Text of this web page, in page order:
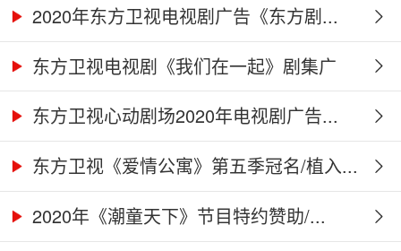
格...2020年东方卫视电视剧广告《东方剧...
东方卫视电视剧《我们在一起》剧集广
告...东方卫视心动剧场2020年电视剧广告...
东方卫视《爱情公寓》第五季冠名/植入...
2020年《潮童天下》节目特约赞助/...